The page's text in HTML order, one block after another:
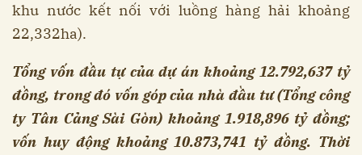
khu nước kết nối với luồng hàng hải khoảng
22,332ha).
Tổng vốn đầu tự của dự án khoảng 12.792,637 tỷ
đồng, trong đó vốn góp của nhà đầu tư (Tổng công
ty Tân Cảng Sài Gòn) khoảng 1.918,896 tỷ đồng;
vốn huy động khoảng 10.873,741 tỷ đồng. Thời